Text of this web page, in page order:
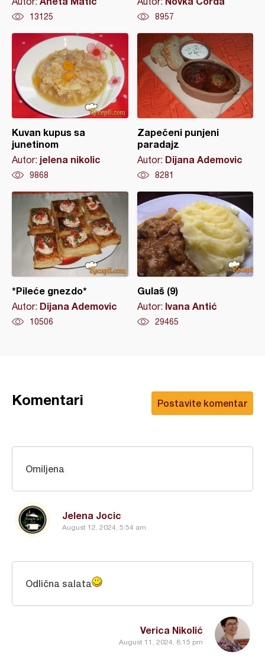
13125 8957
Kuvan kupus sa
junetinom
Autor: jelena nikolic
9868
Zapečeni punjeni
paradajz
Autor: Dijana Ademovic
8281
*Pileće gnezdo*
Autor: Dijana Ademovic
10506
Gulaš (9)
Autor: Ivana Antić
29465
Postavite komentar
Komentari
Jelena Jocic
August 12, 2024, 5:54 am
Omiljena
Verica Nikolić
August 11, 2024, 8:15 pm
Odlična salata